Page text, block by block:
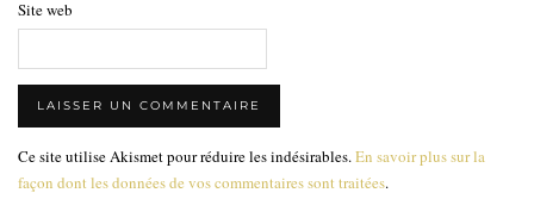
Site web
Ce site utilise Akismet pour réduire les indésirables. En savoir plus sur la
façon dont les données de vos commentaires sont traitées.